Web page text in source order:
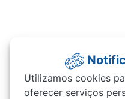
Utilizamos cookies
oferecer serviços